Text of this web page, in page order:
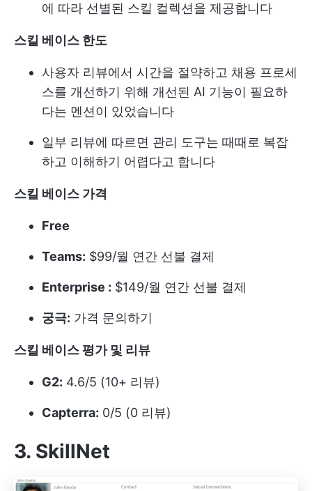
에 따라 선별된 스킬 컬렉션을 제공합니다
스킬 베이스 한도
사용자 리뷰에서 시간을 절약하고 채용 프로세
스를 개선하기 위해 개선된 AI 기능이 필요하
다는 멘션이 있었습니다
일부 리뷰에 따르면 관리 도구는 때때로 복잡
하고 이해하기 어렵다고 합니다
스킬 베이스 가격
Free
Teams: $99/월 연간 선불 결제
Enterprise : $149/월 연간 선불 결제
궁극: 가격 문의하기
스킬 베이스평가 및 리뷰
G2: 4.6/5 (10+ 리뷰)
Capterra: 0/5 (0 리뷰)
3. SkillNet